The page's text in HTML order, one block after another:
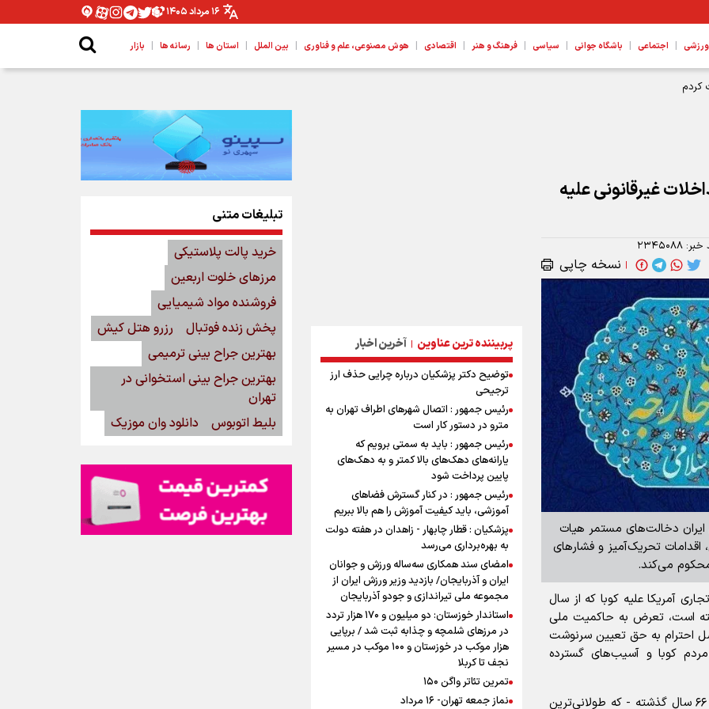
۱۶ مرداد ۱۴۰۵
ورزشی | اجتماعی | باشگاه جوانی | سیاسی | فرهنگ و هنر | اقتصادی | هوش مصنوعی، علم و فناوری | بین الملل | استان ها | رسانه ها | بازار
کردم
غیرقانونی علیه
خبر: ۲۳۴۵۰۸۸
| نسخه چاپی
ایران دخالت‌های مستمر هیات
اقدامات تحریک‌آمیز و فشارهای
می‌کند.
آمریکا علیه کوبا که از سال
است، تعرض به حاکمیت ملی
احترام به حق تعیین سرنوشت
کوبا و آسیب‌های گسترده
تحریم‌های غیرقانونی و ضد بشری آمریکا علیه کوبا طی ۶۶ سال گذشته - که طولانی‌ترین
پربیننده ترین عناوین | آخرین اخبار
توضیح دکتر پزشکیان درباره چرایی حذف ارز
ترجیحی
رئیس جمهور : اتصال شهرهای اطراف تهران به
مترو در دستور کار است
رئیس جمهور : باید به سمتی برویم که
یارانه‌های دهک‌های بالا کمتر و به دهک‌های
پایین پرداخت شود
رئیس جمهور : در کنار گسترش فضاهای
آموزشی، باید کیفیت آموزش را هم بالا ببریم
پزشکیان : قطار چابهار - زاهدان در هفته دولت
به بهره‌برداری می‌رسد
امضای سند همکاری سه‌ساله ورزش و جوانان
ایران و آذربایجان/ بازدید وزیر ورزش ایران از
مجموعه ملی تیراندازی و جودو آذربایجان
استاندار خوزستان: دو میلیون و ۱۷۰ هزار تردد
در مرزهای شلمچه و چذابه ثبت شد / برپایی
هزار موکب در خوزستان و ۱۰۰ موکب در مسیر
نجف تا کربلا
تمرین تئاتر واگن ۱۵۰
نماز جمعه تهران- ۱۶ مرداد
تبلیغات متنی
خرید پالت پلاستیکی
مرزهای خلوت اربعین
فروشنده مواد شیمیایی
پخش زنده فوتبال
رزرو هتل کیش
بهترین جراح بینی ترمیمی
بهترین جراح بینی استخوانی در
تهران
بلیط اتوبوس
دانلود وان موزیک